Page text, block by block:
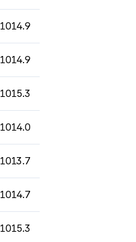
1014.9
1014.9
1015.3
1014.0
1013.7
1014.7
1015.3